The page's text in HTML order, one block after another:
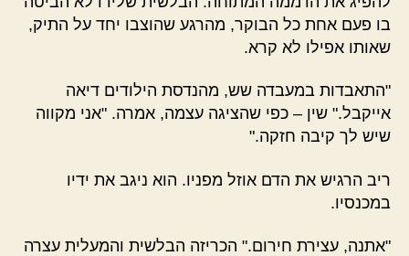
בו פעם אחת כל הבוקר, מהרגע שהוצבו יחד על התיק,
שאותו אפילו לא קרא.
"התאבדות במעבדה שש, מהנדסת הילודים דיאה
אייקבל." שין – כפי שהציגה עצמה, אמרה. "אני מקווה
שיש לך קיבה חזקה."
ריב הרגיש את הדם אוזל מפניו. הוא ניגב את ידיו
במכנסיו.
"אתנה, עצירת חירום." הכריזה הבלשית והמעלית עצרה